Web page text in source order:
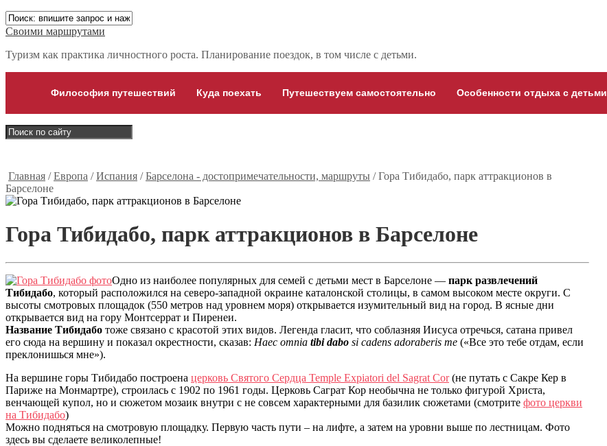
Своими маршрутами
Туризм как практика личностного роста. Планирование поездок, в том числе с детьми.
Философия путешествий Куда поехать Путешествуем самостоятельно Особенности отдыха с детьми
Главная /Европа /Испания /Барселона - достопримечательности, маршруты /Гора Тибидабо, парк аттракционов в
Барселоне
Гора Тибидабо, парк аттракционов в Барселоне
Одно из наиболее популярных для семей с детьми мест в Барселоне — парк развлечений
Тибидабо, который расположился на северо-западной окраине каталонской столицы, в самом высоком месте округи. С
высоты смотровых площадок (550 метров над уровнем моря) открывается изумительный вид на город. В ясные дни
открывается вид на гору Монтсеррат и Пиренеи.
Название Тибидабо тоже связано с красотой этих видов. Легенда гласит, что соблазняя Иисуса отречься, сатана привел
его сюда на вершину и показал окрестности, сказав: Наес omnia tibi dabo si cadens adoraberis me («Все это тебе отдам, если
преклонишься мне»).
На вершине горы Тибидабо построена церковь Святого Сердца Temple Expiatori del Sagrat Cor(не путать с Сакре Кер в
Париже на Монмартре), строилась с 1902 по 1961 годы. Церковь Саграт Кор необычна не только фигурой Христа,
венчающей купол, но и сюжетом мозаик внутри с не совсем характерными для базилик сюжетами (смотрите фото церкви
на Тибидабо)
Можно подняться на смотровую площадку. Первую часть пути – на лифте, а затем на уровни выше по лестницам. Фото
здесь вы сделаете великолепные!